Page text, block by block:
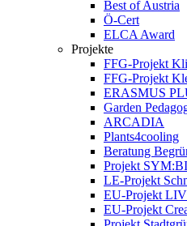
Best of Austria
Ö-Cert
ELCA Award
Projekte
FFG-Projekt
FFG-Projekt
ERASMUS
Garden
ARCADIA
Plants4cooling
Beratung
Projekt
LE-Projekt
EU-Projekt
EU-Projekt